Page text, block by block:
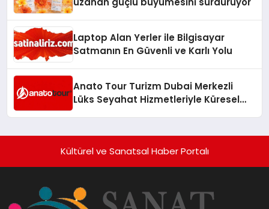
Laptop Alan Yerler ile Bilgisayar
Satmanın En Güvenli ve Karlı Yolu
Anato Tour Turizm Dubai Merkezli
Lüks Seyahat Hizmetleriyle Küresel
Kültürel ve Sanatsal Haber Portalı